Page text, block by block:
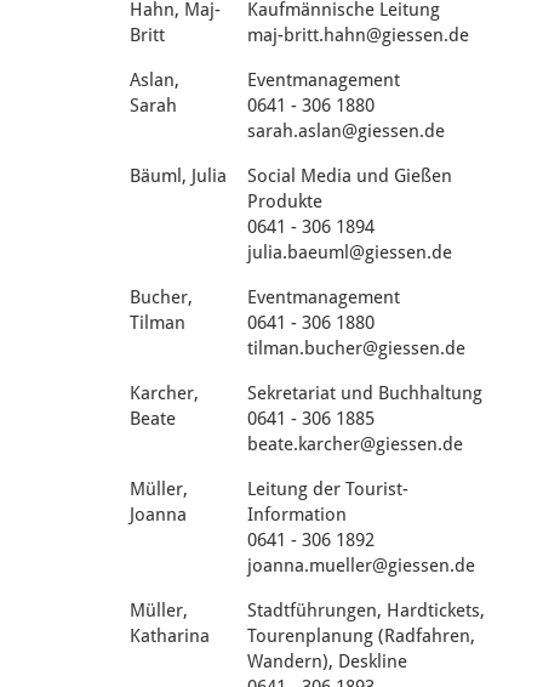
Hahn, Maj-
Britt
Kaufmännische Leitung
maj-britt.hahn@giessen.de
Aslan,
Sarah
Eventmanagement
0641 - 306 1880
sarah.aslan@giessen.de
Bäuml, Julia
Social Media und Gießen
Produkte
0641 - 306 1894
julia.baeuml@giessen.de
Bucher,
Tilman
Eventmanagement
0641 - 306 1880
tilman.bucher@giessen.de
Karcher,
Beate
Sekretariat und Buchhaltung
0641 - 306 1885
beate.karcher@giessen.de
Müller,
Joanna
Leitung der Tourist-
Information
0641 - 306 1892
joanna.mueller@giessen.de
Müller,
Katharina
Stadtführungen, Hardtickets,
Tourenplanung (Radfahren,
Wandern), Deskline